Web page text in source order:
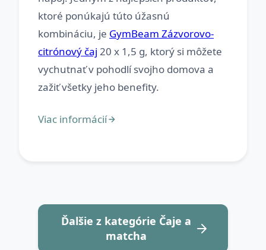
ktoré ponúkajú túto úžasnú
kombináciu, je GymBeam Zázvorovo-
citrónový čaj 20 x 1,5 g, ktorý si môžete
vychutnať v pohodlí svojho domova a
Ďalšie z kategórie Čaje a
matcha